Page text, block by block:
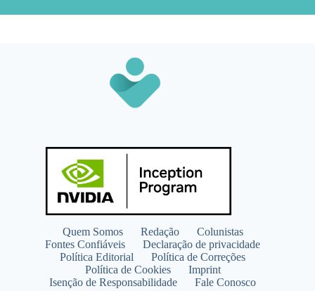
Quem Somos Redação
Colunistas
Fontes Confiáveis
Declaração de privacidade
Política Editorial
Política de Correções
Política de Cookies
Imprint
Isenção de Responsabilidade
Fale Conosco